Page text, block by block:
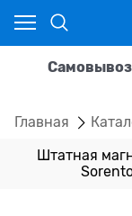
Самовывоз
Главная
Штатная